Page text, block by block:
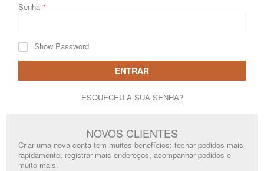
Senha
Show Password
ENTRAR
ESQUECEU A SUA SENHA?
NOVOS CLIENTES
Criar uma nova conta tem muitos benefícios: fechar pedidos mais
rapidamente, registrar mais endereços, acompanhar pedidos e
muito mais.